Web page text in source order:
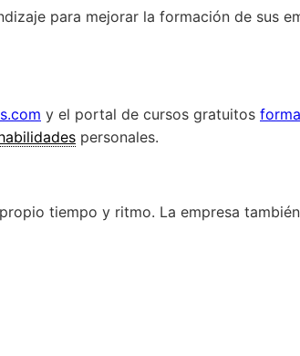
para mejorar la formación de sus
y el portal de cursos gratuitos
personales.
tiempo y ritmo. La empresa